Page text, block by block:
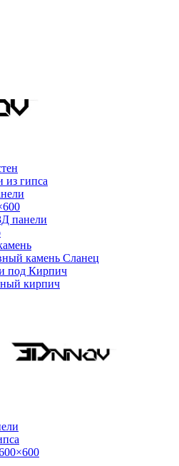
из гипса
панели
камень Сланец
под Кирпич
кирпич